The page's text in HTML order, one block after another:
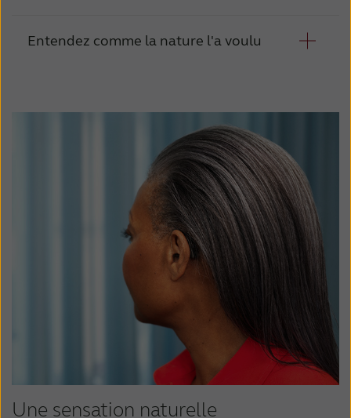
patient sera capable d'entendre des
Notre stratégie auditive binaurale utilise des
faisceaux directionnels plus forts pour
assurer des ajustements en douceur des
réglages directionnels. Vous pouvez utiliser
l'écouteur M&RIE ou Spatial Sense pour la
préservation des repères spatiaux.
Entendez comme la nature l'a voulu
auditif comme partie intégrante du boitier de
nos écouteurs RIE, nous tirons parti de la
forme unique de l'oreille de chaque
utilisateur pour collecter le son comme la
nature l'a voulu. Cela donne une expérience
auditive plus immersive, avec une plus grande
profondeur et une meilleure perception de
Une sensation naturelle